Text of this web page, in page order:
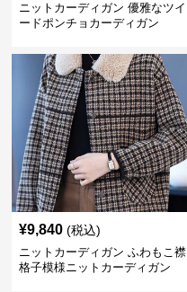
ニットカーディガン 優雅なツイ
ードポンチョカーディガン
¥9,840 (税込)
ニットカーディガン ふわもこ襟
格子模様ニットカーディガン